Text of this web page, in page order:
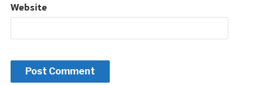
Website